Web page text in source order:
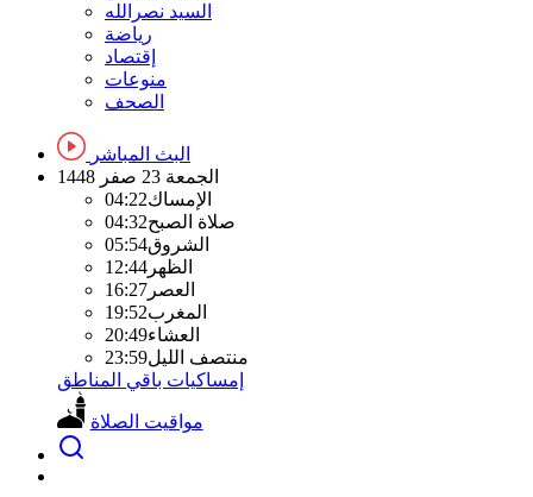
السيد نصرالله
رياضة
إقتصاد
منوعات
الصحف
البث المباشر
الجمعة 23 صفر 1448
الإمساك04:22
صلاة الصبح04:32
الشروق05:54
الظهر 12:44
العصر 16:27
المغرب19:52
العشاء20:49
منتصف الليل23:59
إمساكيات باقي المناطق
مواقيت الصلاة